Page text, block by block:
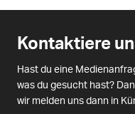
Kontaktiere
Hast du eine
was du gesucht hast?
wir melden uns dann in